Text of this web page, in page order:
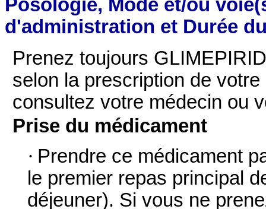
Posologie, Mode et/ou
d'administration et Durée
Prenez toujours
selon la prescription de
consultez votre médecin ou
Prise du médicament
· Prendre ce médicament
le premier repas principal
déjeuner). Si vous ne